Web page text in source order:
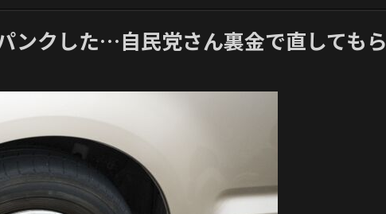
ンクした…自民党さん裏金で直してもら